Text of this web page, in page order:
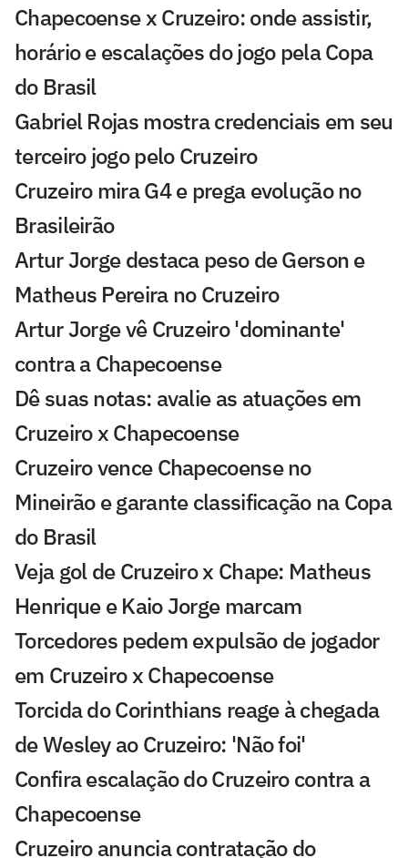
Chapecoense x Cruzeiro: onde assistir,
horário e escalações do jogo pela Copa
do Brasil
Gabriel Rojas mostra credenciais em seu
terceiro jogo pelo Cruzeiro
Cruzeiro mira G4 e prega evolução no
Brasileirão
Artur Jorge destaca peso de Gerson e
Matheus Pereira no Cruzeiro
Artur Jorge vê Cruzeiro 'dominante'
contra a Chapecoense
Dê suas notas: avalie as atuações em
Cruzeiro x Chapecoense
Cruzeiro vence Chapecoense no
Mineirão e garante classificação na Copa
do Brasil
Veja gol de Cruzeiro x Chape: Matheus
Henrique e Kaio Jorge marcam
Torcedores pedem expulsão de jogador
em Cruzeiro x Chapecoense
Torcida do Corinthians reage à chegada
de Wesley ao Cruzeiro: 'Não foi'
Confira escalação do Cruzeiro contra a
Chapecoense
Cruzeiro anuncia contratação do